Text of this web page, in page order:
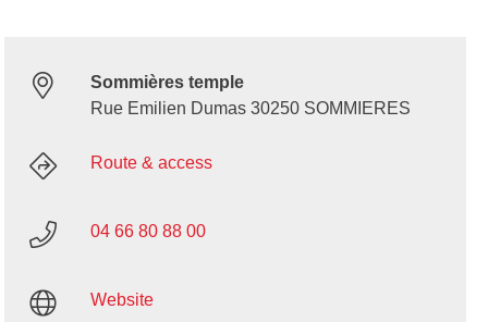
Sommières temple
Rue Emilien Dumas 30250 SOMMIERES
Route & access
04 66 80 88 00
Website